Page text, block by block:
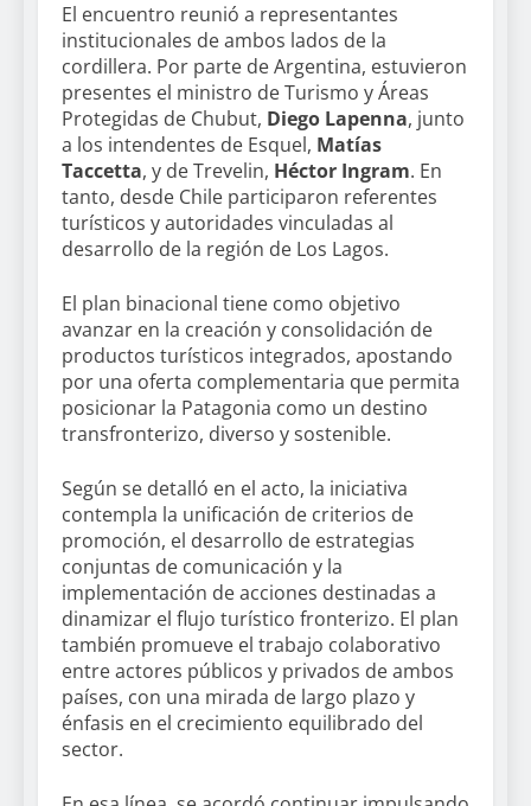
El encuentro reunió a representantes
institucionales de ambos lados de la
cordillera. Por parte de Argentina, estuvieron
presentes el ministro de Turismo y Áreas
Protegidas de Chubut, Diego Lapenna, junto
a los intendentes de Esquel, Matías
Taccetta, y de Trevelin, Héctor Ingram. En
tanto, desde Chile participaron referentes
turísticos y autoridades vinculadas al
desarrollo de la región de Los Lagos.
El plan binacional tiene como objetivo
avanzar en la creación y consolidación de
productos turísticos integrados, apostando
por una oferta complementaria que permita
posicionar la Patagonia como un destino
transfronterizo, diverso y sostenible.
Según se detalló en el acto, la iniciativa
contempla la unificación de criterios de
promoción, el desarrollo de estrategias
conjuntas de comunicación y la
implementación de acciones destinadas a
dinamizar el flujo turístico fronterizo. El plan
también promueve el trabajo colaborativo
entre actores públicos y privados de ambos
países, con una mirada de largo plazo y
énfasis en el crecimiento equilibrado del
sector.